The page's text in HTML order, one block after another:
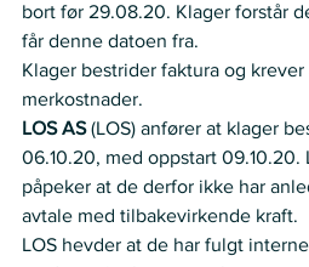
bort før 29.08.20. Klager forstår
får denne datoen fra.
Klager bestrider faktura og krever
merkostnader.
LOS AS (LOS) anfører at klager
06.10.20, med oppstart 09.10.20.
påpeker at de derfor ikke har
avtale med tilbakevirkende kraft.
LOS hevder at de har fulgt